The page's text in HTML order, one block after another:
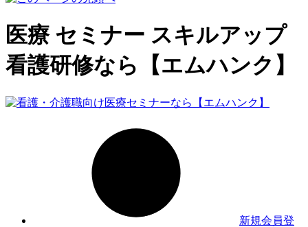
医療 セミナー スキルアップ
看護研修なら【エムハンク】
新規会員登